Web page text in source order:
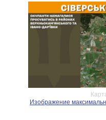
Изображение